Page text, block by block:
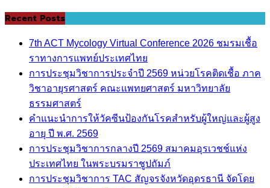
Recent Posts
7th ACT Mycology Virtual Conference 2026 ชมรมเชื้อ
ราทางการแพทย์ประเทศไทย
การประชุมวิชาการประจำปี 2569 หน่วยโรคติดเชื้อ ภาค
วิชาอายุรศาสตร์ คณะแพทยศาสตร์ มหาวิทยาลัย
ธรรมศาสตร์
คำแนะนำการให้วัคซีนป้องกันโรคสำหรับผู้ใหญ่และผู้สูง
อายุ ปี พ.ศ. 2569
การประชุมวิชาการกลางปี 2569 สมาคมอุรเวชช์แห่ง
ประเทศไทย ในพระบรมราชูปถัมภ์
การประชุมวิชาการ TAC สัญจรจังหวัดอุดรธานี จัดโดย